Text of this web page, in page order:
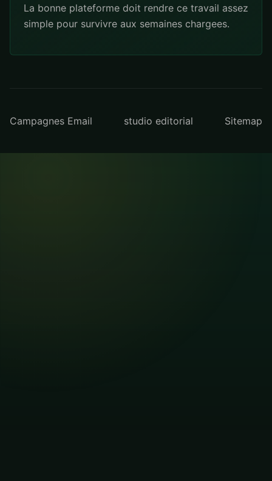
La bonne plateforme doit rendre ce travail assez
simple pour survivre aux semaines chargees.
Campagnes Email studio editorial Sitemap